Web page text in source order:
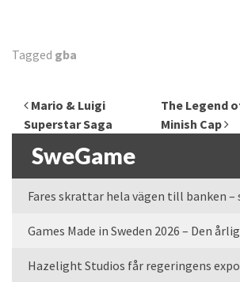
Tagged gba
Inläggsnavigering
Mario & Luigi
Superstar Saga
The Legend
Minish Cap
SweGame
Fares skrattar hela vägen till banken –
Hazelight Studios får regeringens